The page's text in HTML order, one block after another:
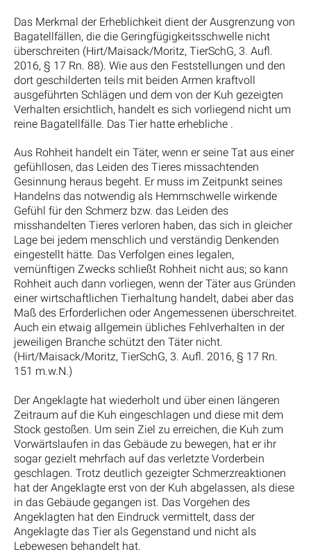
Das Merkmal der Erheblichkeit dient der Ausgrenzung von
Bagatellfällen, die die Geringfügigkeitsschwelle nicht
überschreiten (Hirt/Maisack/Moritz, TierSchG, 3. Aufl.
2016, § 17 Rn. 88). Wie aus den Feststellungen und den
dort geschilderten teils mit beiden Armen kraftvoll
ausgeführten Schlägen und dem von der Kuh gezeigten
Verhalten ersichtlich, handelt es sich vorliegend nicht um
reine Bagatellfälle. Das Tier hatte erhebliche .
Aus Rohheit handelt ein Täter, wenn er seine Tat aus einer
gefühllosen, das Leiden des Tieres missachtenden
Gesinnung heraus begeht. Er muss im Zeitpunkt seines
Handelns das notwendig als Hemmschwelle wirkende
Gefühl für den Schmerz bzw. das Leiden des
misshandelten Tieres verloren haben, das sich in gleicher
Lage bei jedem menschlich und verständig Denkenden
eingestellt hätte. Das Verfolgen eines legalen,
vernünftigen Zwecks schließt Rohheit nicht aus; so kann
Rohheit auch dann vorliegen, wenn der Täter aus Gründen
einer wirtschaftlichen Tierhaltung handelt, dabei aber das
Maß des Erforderlichen oder Angemessenen überschreitet.
Auch ein etwaig allgemein übliches Fehlverhalten in der
jeweiligen Branche schützt den Täter nicht.
(Hirt/Maisack/Moritz, TierSchG, 3. Aufl. 2016, § 17 Rn.
151 m.w.N.)
Der Angeklagte hat wiederholt und über einen längeren
Zeitraum auf die Kuh eingeschlagen und diese mit dem
Stock gestoßen. Um sein Ziel zu erreichen, die Kuh zum
Vorwärtslaufen in das Gebäude zu bewegen, hat er ihr
sogar gezielt mehrfach auf das verletzte Vorderbein
geschlagen. Trotz deutlich gezeigter Schmerzreaktionen
hat der Angeklagte erst von der Kuh abgelassen, als diese
in das Gebäude gegangen ist. Das Vorgehen des
Angeklagten hat den Eindruck vermittelt, dass der
Angeklagte das Tier als Gegenstand und nicht als
Lebewesen behandelt hat.